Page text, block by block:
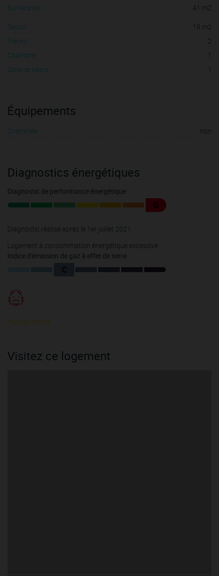
Surface de :
41 m2
Séjour :
19 m2
Pièces :
2
Chambre :
1
Salle de bains :
1
Équipements
Cheminée : non
Diagnostics énergétiques
Diagnostic de performance énergétique
G
Diagnostic réalisé après le 1er juillet 2021
Logement à consommation énergétique excessive
Indice d'émission de gaz à effet de serre
C
Plus de détails
Visitez ce logement